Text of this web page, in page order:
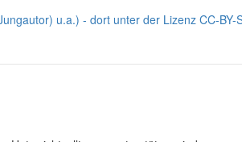
u.a.) - dort unter der Lizenz CC-BY-